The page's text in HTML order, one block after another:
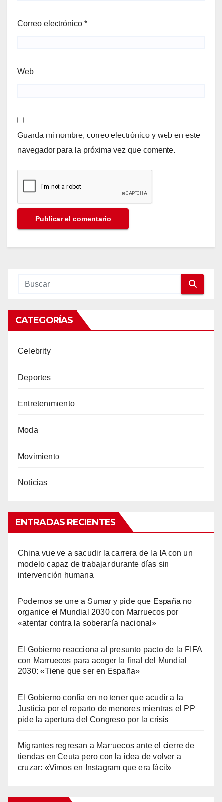
Correo electrónico *
Web
Guarda mi nombre, correo electrónico y web en este
navegador para la próxima vez que comente.
CATEGORÍAS
Celebrity
Deportes
Entretenimiento
Moda
Movimiento
Noticias
ENTRADAS RECIENTES
China vuelve a sacudir la carrera de la IA con un
modelo capaz de trabajar durante días sin
intervención humana
Podemos se une a Sumar y pide que España no
organice el Mundial 2030 con Marruecos por
«atentar contra la soberanía nacional»
El Gobierno reacciona al presunto pacto de la FIFA
con Marruecos para acoger la final del Mundial
2030: «Tiene que ser en España»
El Gobierno confía en no tener que acudir a la
Justicia por el reparto de menores mientras el PP
pide la apertura del Congreso por la crisis
Migrantes regresan a Marruecos ante el cierre de
tiendas en Ceuta pero con la idea de volver a
cruzar: «Vimos en Instagram que era fácil»